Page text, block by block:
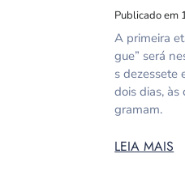
Publicado em
A primeira
gue” será
s dezessete
dois dias,
gramam.
LEIA MAIS